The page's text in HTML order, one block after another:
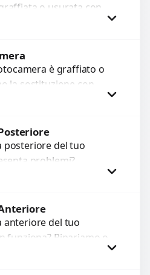
o usurata con
e garantiti.
Procedi
è graffiato o
la sostituzione con
garantiti per 3
Procedi
posteriore del tuo
problemi?
risolvere guasti come
Procedi
anteriore del tuo
funziona? Ripariamo o
guaste con